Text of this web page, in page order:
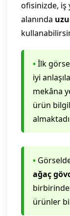
ofisinizde, iş
alanında
•İlk
iyi
mekâna
ürün
•
ağaç
ürünler